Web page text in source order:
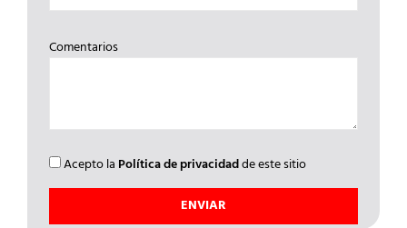
Comentarios
Acepto la Política de privacidadde este sitio